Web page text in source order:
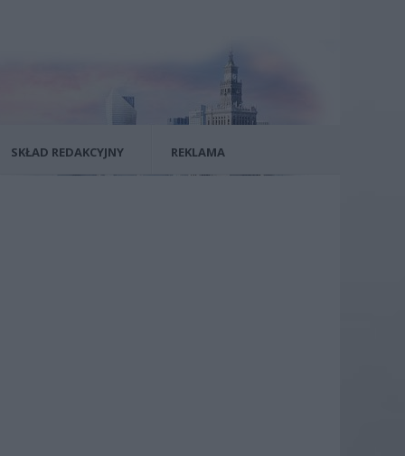
SKŁAD REDAKCYJNY REKLAMA